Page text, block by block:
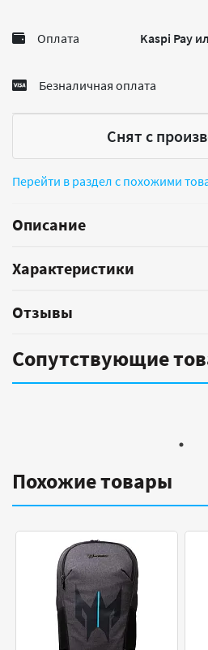
Оплата Kaspi Pay
Безналичная оплата
Снят с
Перейти в раздел с похожими
Описание
Характеристики
Отзывы
Сопутствующие
Похожие товары